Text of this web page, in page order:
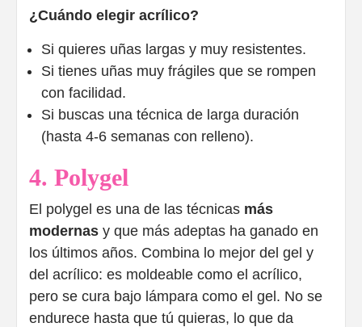
¿Cuándo elegir acrílico?
Si quieres uñas largas y muy resistentes.
Si tienes uñas muy frágiles que se rompen
con facilidad.
Si buscas una técnica de larga duración
(hasta 4-6 semanas con relleno).
4. Polygel
El polygel es una de las técnicas más
modernas y que más adeptas ha ganado en
los últimos años. Combina lo mejor del gel y
del acrílico: es moldeable como el acrílico,
pero se cura bajo lámpara como el gel. No se
endurece hasta que tú quieras, lo que da